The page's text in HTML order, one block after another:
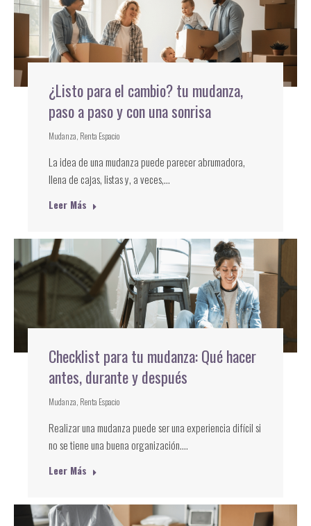
¿Listo para el cambio? tu mudanza,
paso a paso y con una sonrisa
Mudanza Renta Espacio
La idea de una mudanza puede parecer abrumadora,
llena de cajas, listas y, a veces,…
Leer Más
Checklist para tu mudanza: Qué hacer
antes, durante y después
Mudanza Renta Espacio
Realizar una mudanza puede ser una experiencia difícil si
no se tiene una buena organización.…
Leer Más